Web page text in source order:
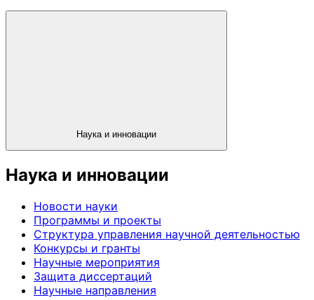
Наука и инновации
Наука и инновации
Новости науки
Программы и проекты
Структура управления научной деятельностью
Конкурсы и гранты
Научные мероприятия
Защита диссертаций
Научные направления